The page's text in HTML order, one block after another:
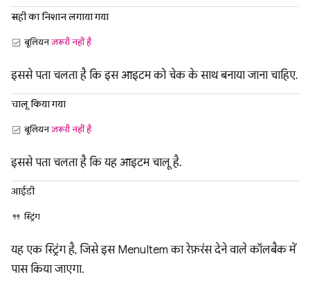
सही का निशान लगाया गया
बूलियनज़रूरी नहीं है
इससे पता चलता है कि इस आइटम को चेक के साथ बनाया जाना चाहिए.
चालू किया गया
बूलियनज़रूरी नहीं है
इससे पता चलता है कि यह आइटम चालू है.
आईडी
स्ट्रिंग
यह एक स्ट्रिंग है, जिसे इस MenuItem का रेफ़रंस देने वाले कॉलबैक में
पास किया जाएगा.